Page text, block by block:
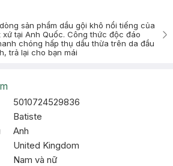
sản phẩm dầu gội khô nổi tiếng của
tại Anh Quốc. Công thức độc đáo
chóng hấp thụ dầu thừa trên da đầu
trả lại cho bạn mái
5010724529836
Batiste
Anh
United Kingdom
Nam và nữ